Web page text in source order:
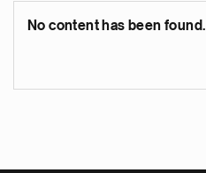
No content has been found.